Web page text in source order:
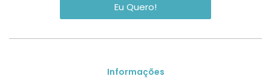
Eu Quero!
Informações